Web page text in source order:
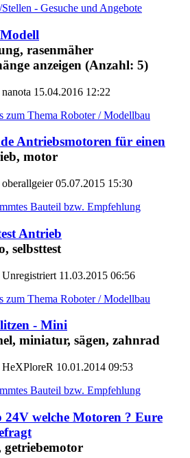
- Gesuche und Angebote
15.04.2016 12:22
zum Thema Roboter / Modellbau
Antriebsmotoren für einen
05.07.2015 15:30
Bauteil bzw. Empfehlung
Antrieb
11.03.2015 06:56
zum Thema Roboter / Modellbau
- Mini
10.01.2014 09:53
Bauteil bzw. Empfehlung
welche Motoren ? Eure